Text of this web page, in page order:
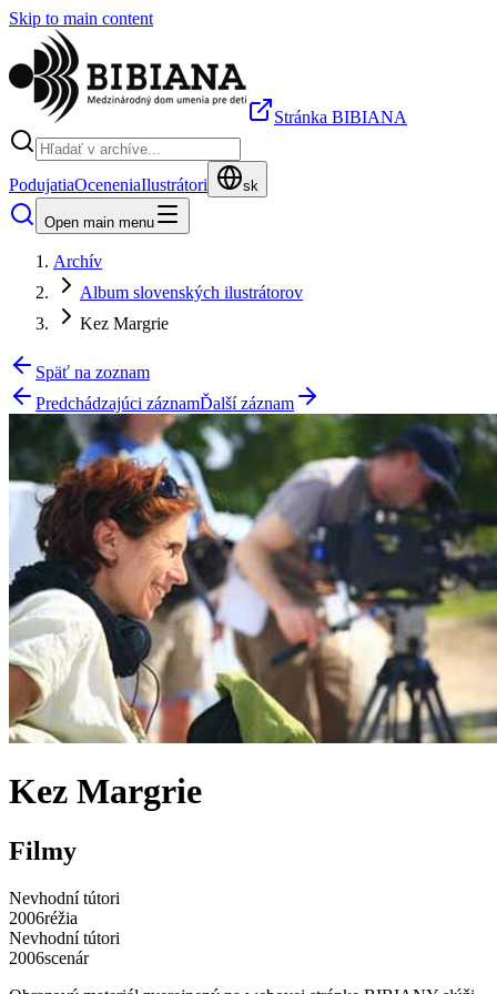
Skip to main content
Stránka BIBIANA
PodujatiaOceneniaIlustrátori sk
Open main menu
Archív
Album slovenských ilustrátorov
Kez Margrie
Späť na zoznam
Predchádzajúci záznamĎalší záznam
Kez Margrie
Filmy
Nevhodní tútori
2006réžia
Nevhodní tútori
2006scenár